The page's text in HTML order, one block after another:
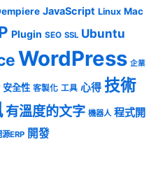
JavaScript Linux Mac
Plugin SEO SSL Ubuntu
WordPress 企業
安全性 客製化 工具 心得 技術
有溫度的文字 機器人 程式開
源ERP 開發